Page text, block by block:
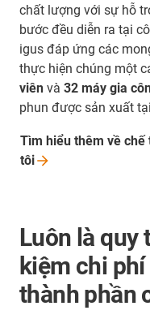
chất lượng với sự hỗ
bước đều diễn ra tại
igus đáp ứng các
thực hiện chúng một
viên và 32 máy gia
phun được sản xuất
Tìm hiểu thêm về
tôi
Luôn là quy
kiệm chi
thành phần